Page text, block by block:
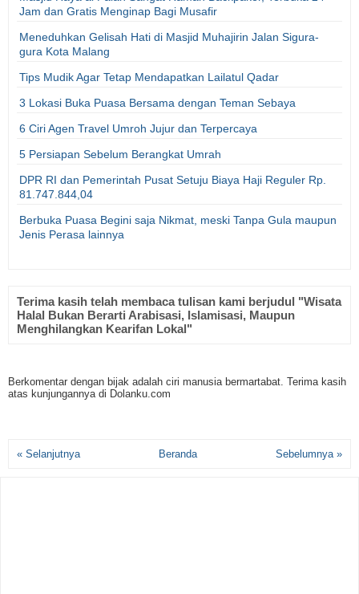
Jam dan Gratis Menginap Bagi Musafir
Meneduhkan Gelisah Hati di Masjid Muhajirin Jalan Sigura-
gura Kota Malang
Tips Mudik Agar Tetap Mendapatkan Lailatul Qadar
3 Lokasi Buka Puasa Bersama dengan Teman Sebaya
6 Ciri Agen Travel Umroh Jujur dan Terpercaya
5 Persiapan Sebelum Berangkat Umrah
DPR RI dan Pemerintah Pusat Setuju Biaya Haji Reguler Rp.
81.747.844,04
Berbuka Puasa Begini saja Nikmat, meski Tanpa Gula maupun
Jenis Perasa lainnya
Terima kasih telah membaca tulisan kami berjudul "Wisata
Halal Bukan Berarti Arabisasi, Islamisasi, Maupun
Menghilangkan Kearifan Lokal"
Berkomentar dengan bijak adalah ciri manusia bermartabat. Terima kasih
atas kunjungannya di Dolanku.com
« Selanjutnya Sebelumnya »
Beranda